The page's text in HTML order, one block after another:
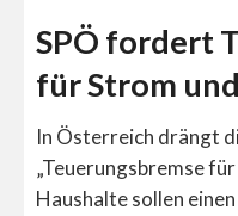
SPÖ fordert
für Strom
In Österreich drängt
„Teuerungsbremse
Haushalte sollen